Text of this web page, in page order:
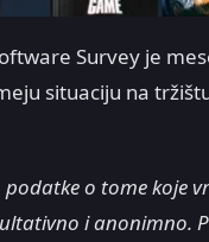
Survey je
situaciju na
o tome koje
i anonimno.